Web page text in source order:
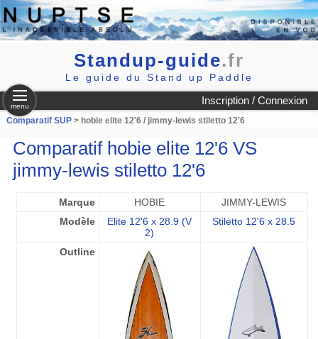
Standup-guide.fr
Le guide du Stand up Paddle
Inscription / Connexion
menu
Comparatif SUP > hobie elite 12'6 / jimmy-lewis stiletto 12'6
Comparatif hobie elite 12'6 VS
jimmy-lewis stiletto 12'6
Marque HOBIE
JIMMY-LEWIS
Modèle
Elite 12'6 x 28.9 (V
2)
Stiletto 12'6 x 28.5
Outline